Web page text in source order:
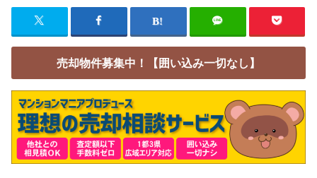
売却物件募集中！【囲い込み一切なし】